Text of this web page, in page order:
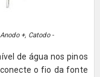
+, Catodo -
de água nos pinos
o fio da fonte